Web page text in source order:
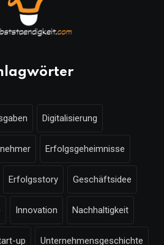
Digitalisierung
Erfolgsgeheimnisse
Erfolgsstory Geschäftsidee
Innovation Nachhaltigkeit
up Unternehmensgeschichte